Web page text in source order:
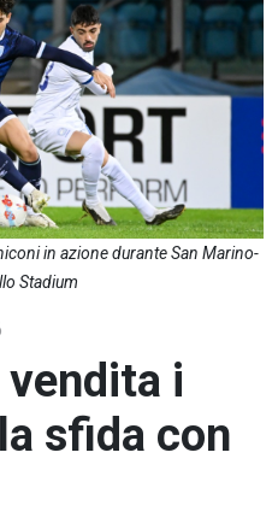
in azione durante San Marino-
Stadium
vendita i
sfida con